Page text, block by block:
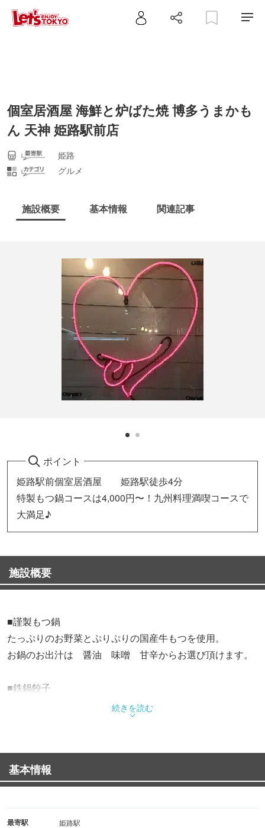
個室居酒屋 海鮮と炉ばた焼 博多うまかも
ん 天神 姫路駅前店
姫路
グルメ
施設概要 基本情報 関連記事
ポイント
姫路駅前個室居酒屋 姫路駅徒歩4分
特製もつ鍋コースは4,000円〜！九州料理満喫コースで
大満足♪
施設概要
■謹製もつ鍋
たっぷりのお野菜とぷりぷりの国産牛もつを使用。
お鍋のお出汁は 醤油 味噌 甘辛からお選び頂けます。
■鉄鍋餃子
博多風鉄鍋餃子は羽根つきで外はパリッ中はジュワッとジ
■ネット予約でポイント使える・たまる！
■歓迎会・送別会、会社宴会に是非◎
4名様個室、8名様個室、10名様個室、20名様個室…最大70
続きを読む
基本情報
最寄駅 姫路駅